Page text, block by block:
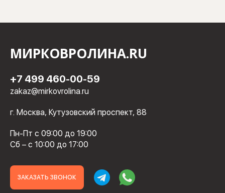
МИРКОВРОЛИНА.RU
+7 499 460-00-59
zakaz@mirkovrolina.ru
г. Москва, Кутузовский проспект, 88
Пн-Пт с 09:00 до 19:00
Сб – с 10:00 до 17:00
ЗАКАЗАТЬ ЗВОНОК